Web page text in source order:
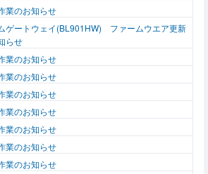
業のお知らせ
ゲートウェイ(BL901HW) ファームウエア更新
らせ
業のお知らせ
業のお知らせ
業のお知らせ
業のお知らせ
業のお知らせ
業のお知らせ
業のお知らせ